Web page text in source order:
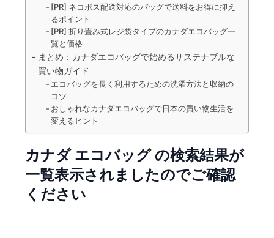
[PR] ネコポス配送対応のバッグで送料をお得に抑え
るポイント
[PR] 折り畳み式レジ袋タイプのカナダエコバッグ一
覧と価格
まとめ：カナダエコバッグで始めるサステナブルな
買い物ガイド
エコバッグを長く利用するための洗濯方法と収納の
コツ
おしゃれなカナダエコバッグで日本の買い物生活を
変えるヒント
カナダ エコバッグ の検索結果が
一覧表示されましたのでご確認
ください